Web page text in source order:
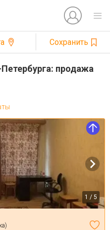
Сохранить
продажа
1 / 5